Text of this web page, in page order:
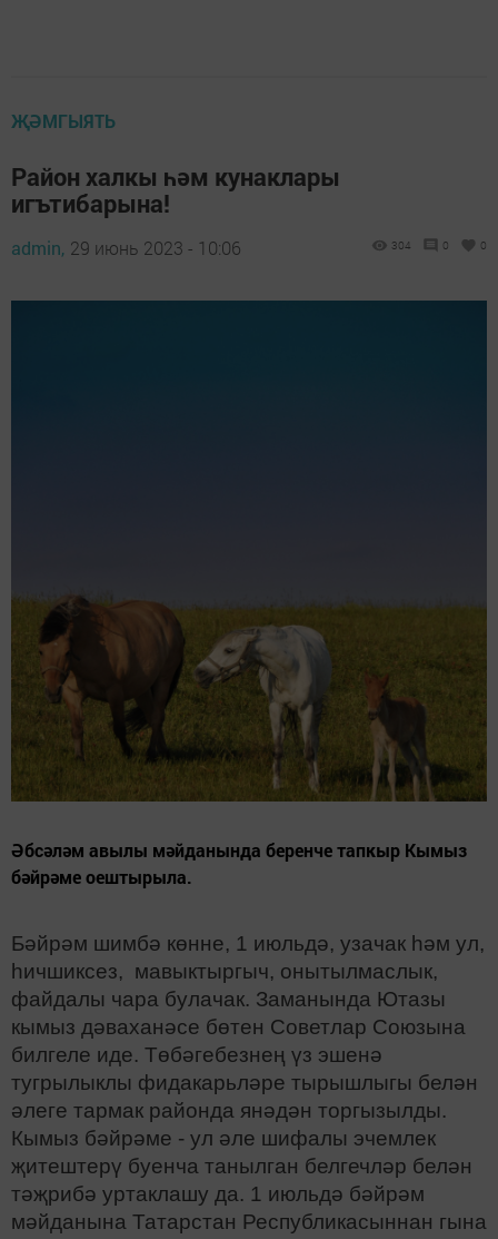
ҖӘМГЫЯТЬ
Район халкы һәм кунаклары
игътибарына!
admin, 29 июнь 2023 - 10:06 304 0 0
Әбсәләм авылы мәйданында беренче тапкыр Кымыз
бәйрәме оештырыла.
Бәйрәм шимбә көнне, 1 июльдә, узачак һәм ул,
һичшиксез, мавыктыргыч, онытылмаслык,
файдалы чара булачак. Заманында Ютазы
кымыз дәваханәсе бөтен Советлар Союзына
билгеле иде. Төбәгебезнең үз эшенә
тугрылыклы фидакарьләре тырышлыгы белән
әлеге тармак районда янәдән торгызылды.
Кымыз бәйрәме - ул әле шифалы эчемлек
җитештерү буенча танылган белгечләр белән
тәҗрибә уртаклашу да. 1 июльдә бәйрәм
мәйданына Татарстан Республикасыннан гына